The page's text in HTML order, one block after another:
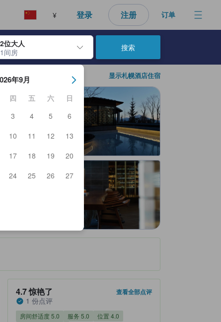
¥ 登录 注册 订单
2位大人
1间房
用 Enter 键选择日期后，入住日期将被选择。重复相同操作以选择
年9月
四 五 六
日
3 4 5
6
10 11 12
13
17 18 19
20
24 25 26
27
搜索
显示札幌酒店住宿
住客评分 4.7，满分 5 惊艳了 1 份点评
4.7惊艳了
1 份点评
查看全部点评
房间舒适度 5.0 服务 5.0
位置 4.0
预订选择。